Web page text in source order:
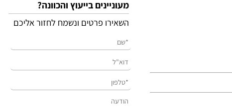
מעוניינים בייעוץ והכוונה?
השאירו פרטים ונשמח לחזור אליכם